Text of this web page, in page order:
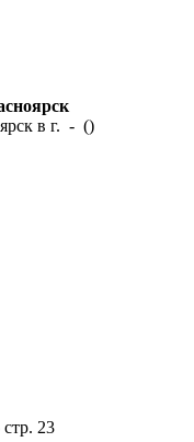
в г. - ()
23